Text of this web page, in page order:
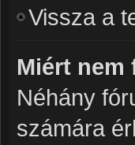
Vissza a
Miért nem
Néhány
számára